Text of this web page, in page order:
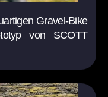
Gravel-Bike
von SCOTT